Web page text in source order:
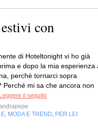
con
di Hoteltonight vi ho già
e dopo la mia esperienza
perché tornarci sopra
Perché mi sa che ancora non
Leggere il seguito
MODA E TREND PER LEI